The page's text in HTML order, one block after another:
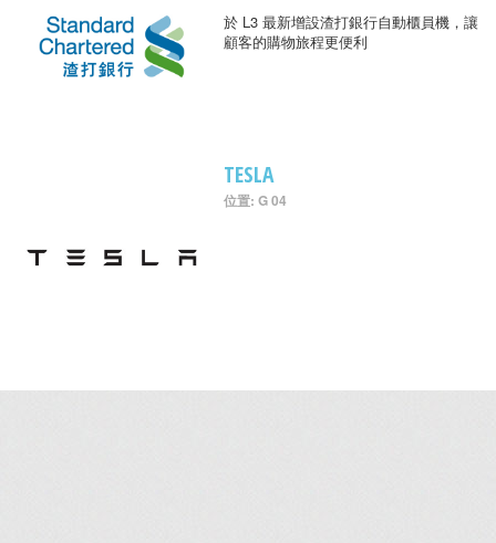
於 L3 最新增設渣打銀行自動櫃員機，讓
顧客的購物旅程更便利
TESLA
位置: G 04